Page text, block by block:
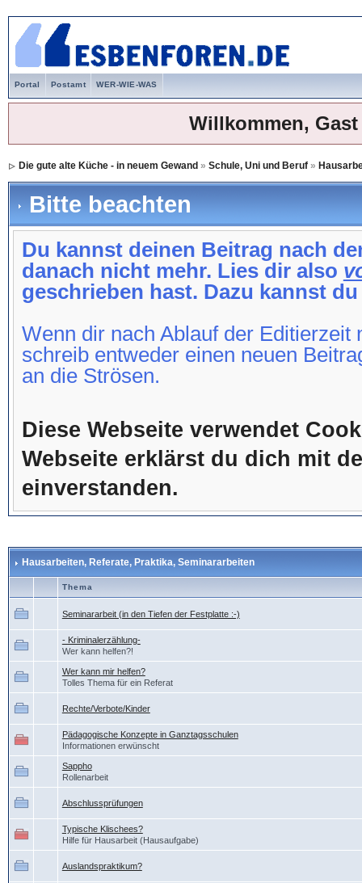
Portal Postamt WER-WIE-WAS
Willkommen, Gast
Die gute alte Küche - in neuem Gewand » Schule, Uni und Beruf»
Bitte beachten
Du kannst deinen Beitrag nach
danach nicht mehr. Lies dir also
geschrieben hast. Dazu kannst
Wenn dir nach Ablauf der
schreib entweder einen neuen
an die Strösen.
Diese Webseite verwendet
Webseite erklärst du dich mit
einverstanden.
Hausarbeiten, Referate, Praktika, Seminararbeiten
Thema
Seminararbeit (in den Tiefen der Festplatte :-)
- Kriminalerzählung-
Wer kann helfen?!
Wer kann mir helfen?
Tolles Thema für ein Referat
Rechte/Verbote/Kinder
Pädagogische Konzepte in Ganztagsschulen
Informationen erwünscht
Sappho
Rollenarbeit
Abschlussprüfungen
Typische Klischees?
Hilfe für Hausarbeit (Hausaufgabe)
Auslandspraktikum?